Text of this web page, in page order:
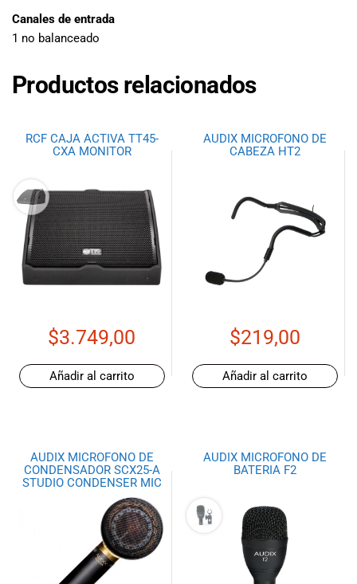
Canales de entrada
1 no balanceado
Productos relacionados
RCF CAJA ACTIVA TT45-
CXA MONITOR
$3.749,00
Añadir al carrito
AUDIX MICROFONO DE
CABEZA HT2
$219,00
Añadir al carrito
AUDIX MICROFONO DE
CONDENSADOR SCX25-A
STUDIO CONDENSER MIC
AUDIX MICROFONO DE
BATERIA F2